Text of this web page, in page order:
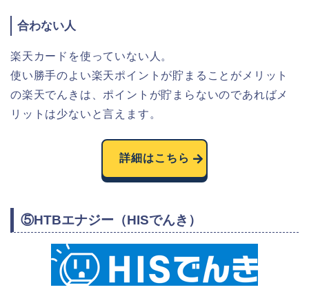
合わない人
楽天カードを使っていない人。
使い勝手のよい楽天ポイントが貯まることがメリット
の楽天でんきは、ポイントが貯まらないのであればメ
リットは少ないと言えます。
詳細はこちら
⑤HTBエナジー（HISでんき）